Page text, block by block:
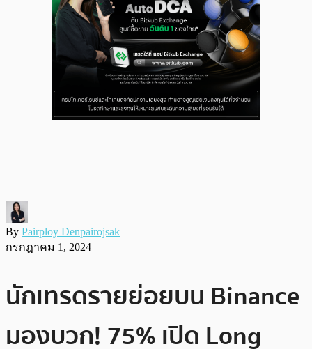
By Pairploy Denpairojsak
กรกฎาคม 1, 2024
นักเทรดรายย่อยบน Binance
มองบวก! 75% เปิด Long